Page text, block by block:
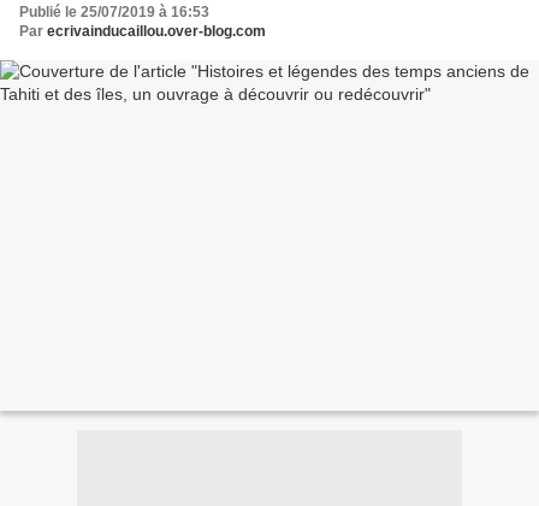
Publié le 25/07/2019 à 16:53
Par ecrivainducaillou.over-blog.com